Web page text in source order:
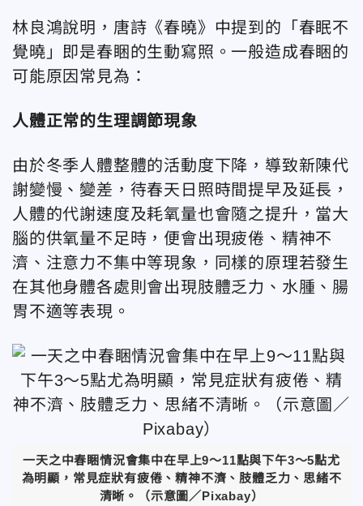
林良鴻說明，唐詩《春曉》中提到的「春眠不
覺曉」即是春睏的生動寫照。一般造成春睏的
可能原因常見為：
人體正常的生理調節現象
由於冬季人體整體的活動度下降，導致新陳代
謝變慢、變差，待春天日照時間提早及延長，
人體的代謝速度及耗氧量也會隨之提升，當大
腦的供氧量不足時，便會出現疲倦、精神不
濟、注意力不集中等現象，同樣的原理若發生
在其他身體各處則會出現肢體乏力、水腫、腸
胃不適等表現。
一天之中春睏情況會集中在早上9～11點與下午3～5點尤
為明顯，常見症狀有疲倦、精神不濟、肢體乏力、思緒不
清晰。（示意圖／Pixabay）